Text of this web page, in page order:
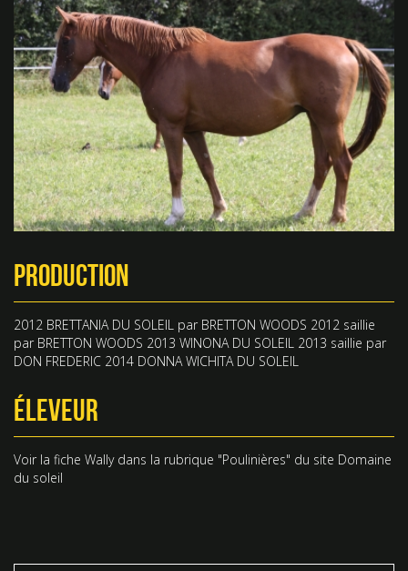
PRODUCTION
2012 BRETTANIA DU SOLEIL par BRETTON WOODS 2012 saillie
par BRETTON WOODS 2013 WINONA DU SOLEIL 2013 saillie par
DON FREDERIC 2014 DONNA WICHITA DU SOLEIL
ÉLEVEUR
Voir la fiche Wallydans la rubrique "Poulinières" du site Domaine
du soleil